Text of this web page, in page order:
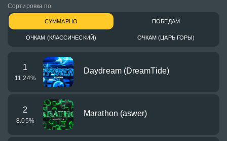
Сортировка по:
СУММАРНО ПОБЕДАМ
ОЧКАМ (КЛАССИЧЕСКИЙ) ОЧКАМ (ЦАРЬ ГОРЫ)
1
11.24%
Daydream (DreamTide)
2
8.05%
Marathon (aswer)